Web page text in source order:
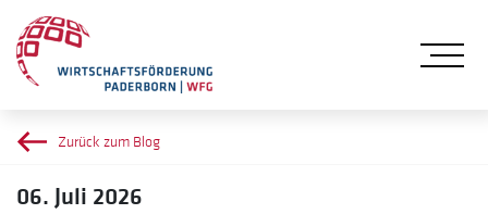
Zurück zum Blog
06. Juli 2026